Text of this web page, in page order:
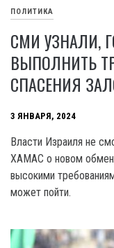
ПОЛИТИКА
СМИ УЗНАЛИ,
ВЫПОЛНИТЬ
СПАСЕНИЯ
3 ЯНВАРЯ, 2024
Власти Израиля не
XAMAC о новом
высокими
может пойти.